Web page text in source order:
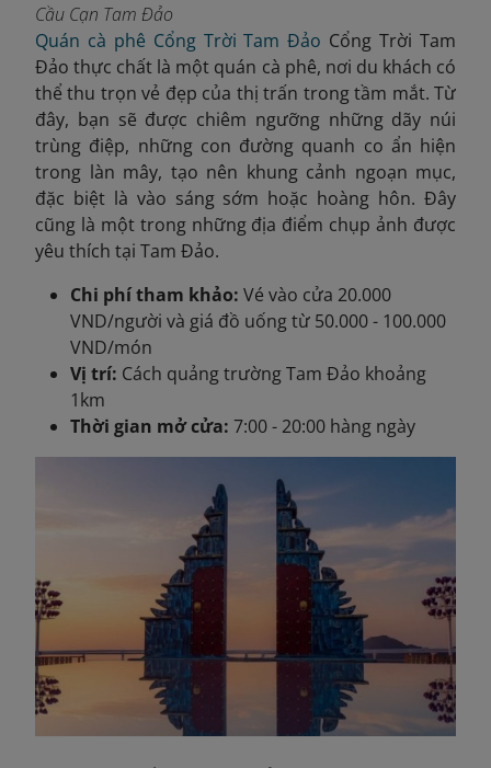
Cầu Cạn Tam Đảo
Quán cà phê Cổng Trời Tam Đảo Cổng Trời Tam
Đảo thực chất là một quán cà phê, nơi du khách có
thể thu trọn vẻ đẹp của thị trấn trong tầm mắt. Từ
đây, bạn sẽ được chiêm ngưỡng những dãy núi
trùng điệp, những con đường quanh co ẩn hiện
trong làn mây, tạo nên khung cảnh ngoạn mục,
đặc biệt là vào sáng sớm hoặc hoàng hôn. Đây
cũng là một trong những địa điểm chụp ảnh được
yêu thích tại Tam Đảo.
Chi phí tham khảo: Vé vào cửa 20.000
VND/người và giá đồ uống từ 50.000 - 100.000
VND/món
Vị trí: Cách quảng trường Tam Đảo khoảng
1km
Thời gian mở cửa: 7:00 - 20:00 hàng ngày